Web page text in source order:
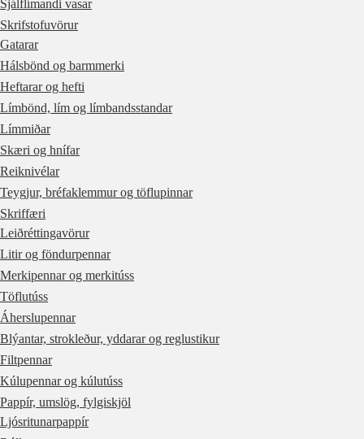
Sjálflímandi vasar
Skrifstofuvörur
Gatarar
Hálsbönd og barmmerki
Heftarar og hefti
Límbönd, lím og límbandsstandar
Límmiðar
Skæri og hnífar
Reiknivélar
Teygjur, bréfaklemmur og töflupinnar
Skriffæri
Leiðréttingavörur
Litir og föndurpennar
Merkipennar og merkitúss
Töflutúss
Áherslupennar
Blýantar, strokleður, yddarar og reglustikur
Filtpennar
Kúlupennar og kúlutúss
Pappír, umslög, fylgiskjöl
Ljósritunarpappír